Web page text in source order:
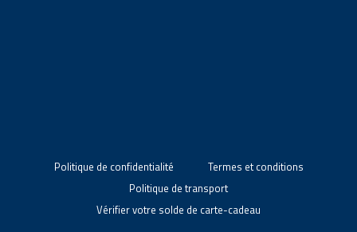
Politique de confidentialité
Termes et conditions
Politique de transport
Vérifier votre solde de carte-cadeau